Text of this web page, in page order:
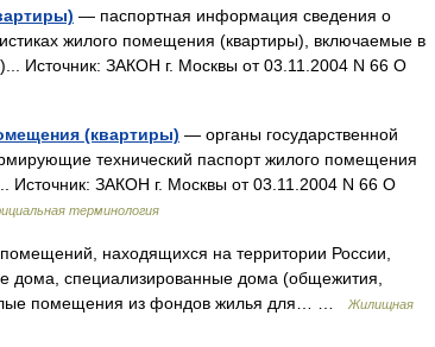
— паспортная информация сведения о
жилого помещения (квартиры), включаемые в
Источник: ЗАКОН г. Москвы от 03.11.2004 N 66 О
(квартиры) — органы государственной
технический паспорт жилого помещения
Источник: ЗАКОН г. Москвы от 03.11.2004 N 66 О
терминология
находящихся на территории России,
дома, специализированные дома (общежития,
помещения из фондов жилья для… …
Жилищная